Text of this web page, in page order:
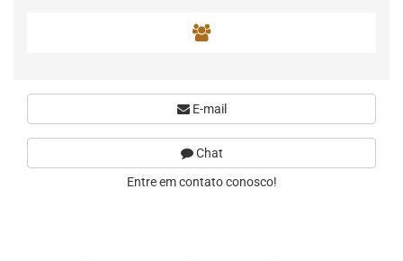
E-mail
Chat
Entre em contato conosco!